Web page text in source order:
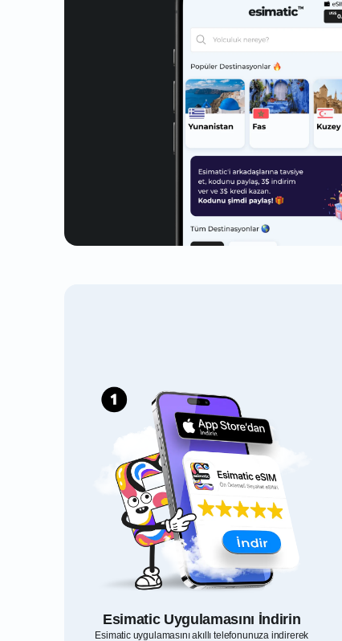
Esimatic Uygulamasını İndirin
Esimatic uygulamasını akıllı telefonunuza indirerek